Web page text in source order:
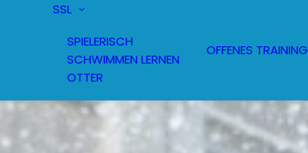
SSL
SPIELERISCH
SCHWIMMEN LERNEN
OTTER
OFFENES TRAINING